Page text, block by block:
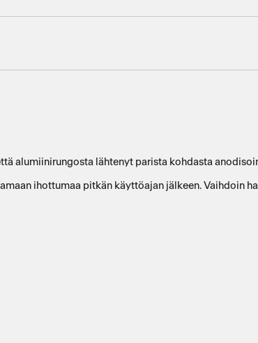
alumiinirungosta lähtenyt parista kohdasta
ihottumaa pitkän käyttöajan jälkeen. Vaihdoin